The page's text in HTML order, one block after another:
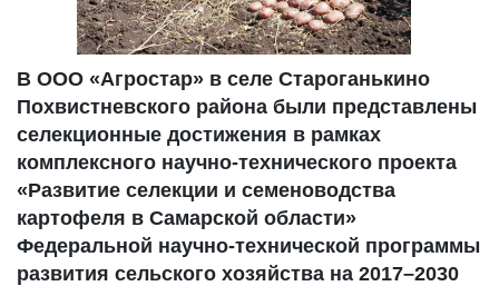
В ООО «Агростар» в селе Староганькино
Похвистневского района были представлены
селекционные достижения в рамках
комплексного научно-технического проекта
«Развитие селекции и семеноводства
картофеля в Самарской области»
Федеральной научно-технической программы
развития сельского хозяйства на 2017–2030